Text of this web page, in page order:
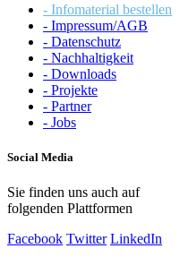
- Infomaterial bestellen
- Impressum/AGB
- Datenschutz
- Nachhaltigkeit
- Downloads
- Projekte
- Partner
- Jobs
Social Media
Sie finden uns auch auf
folgenden Plattformen
Facebook Twitter LinkedIn